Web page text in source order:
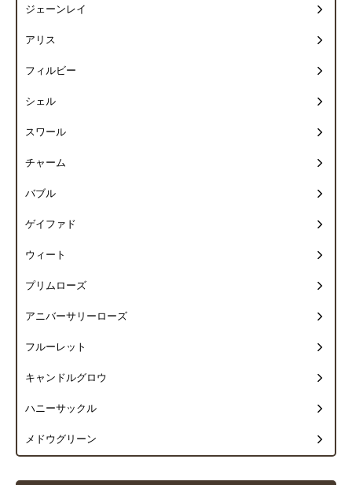
ジェーンレイ
アリス
フィルビー
シェル
スワール
チャーム
バブル
ゲイファド
ウィート
プリムローズ
アニバーサリーローズ
フルーレット
キャンドルグロウ
ハニーサックル
メドウグリーン